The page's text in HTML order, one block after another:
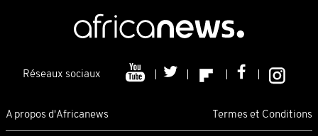
Réseaux sociaux
A propos d'Africanews Termes et Conditions